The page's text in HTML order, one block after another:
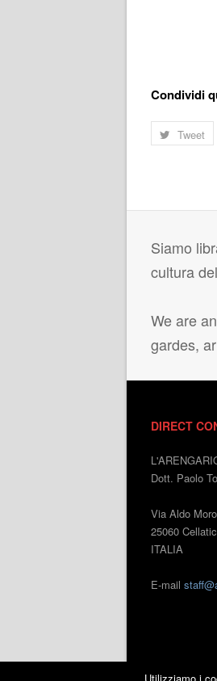
Condividi
Tweet
Siamo
cultura
We are
gardes,
DIRECT
Dott. Paolo
Via Aldo
25060
ITALIA
E-mail